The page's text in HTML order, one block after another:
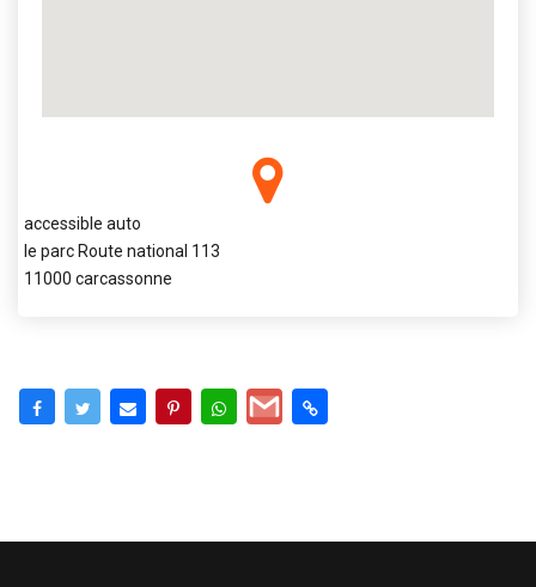
accessible auto
le parc Route national 113
11000 carcassonne